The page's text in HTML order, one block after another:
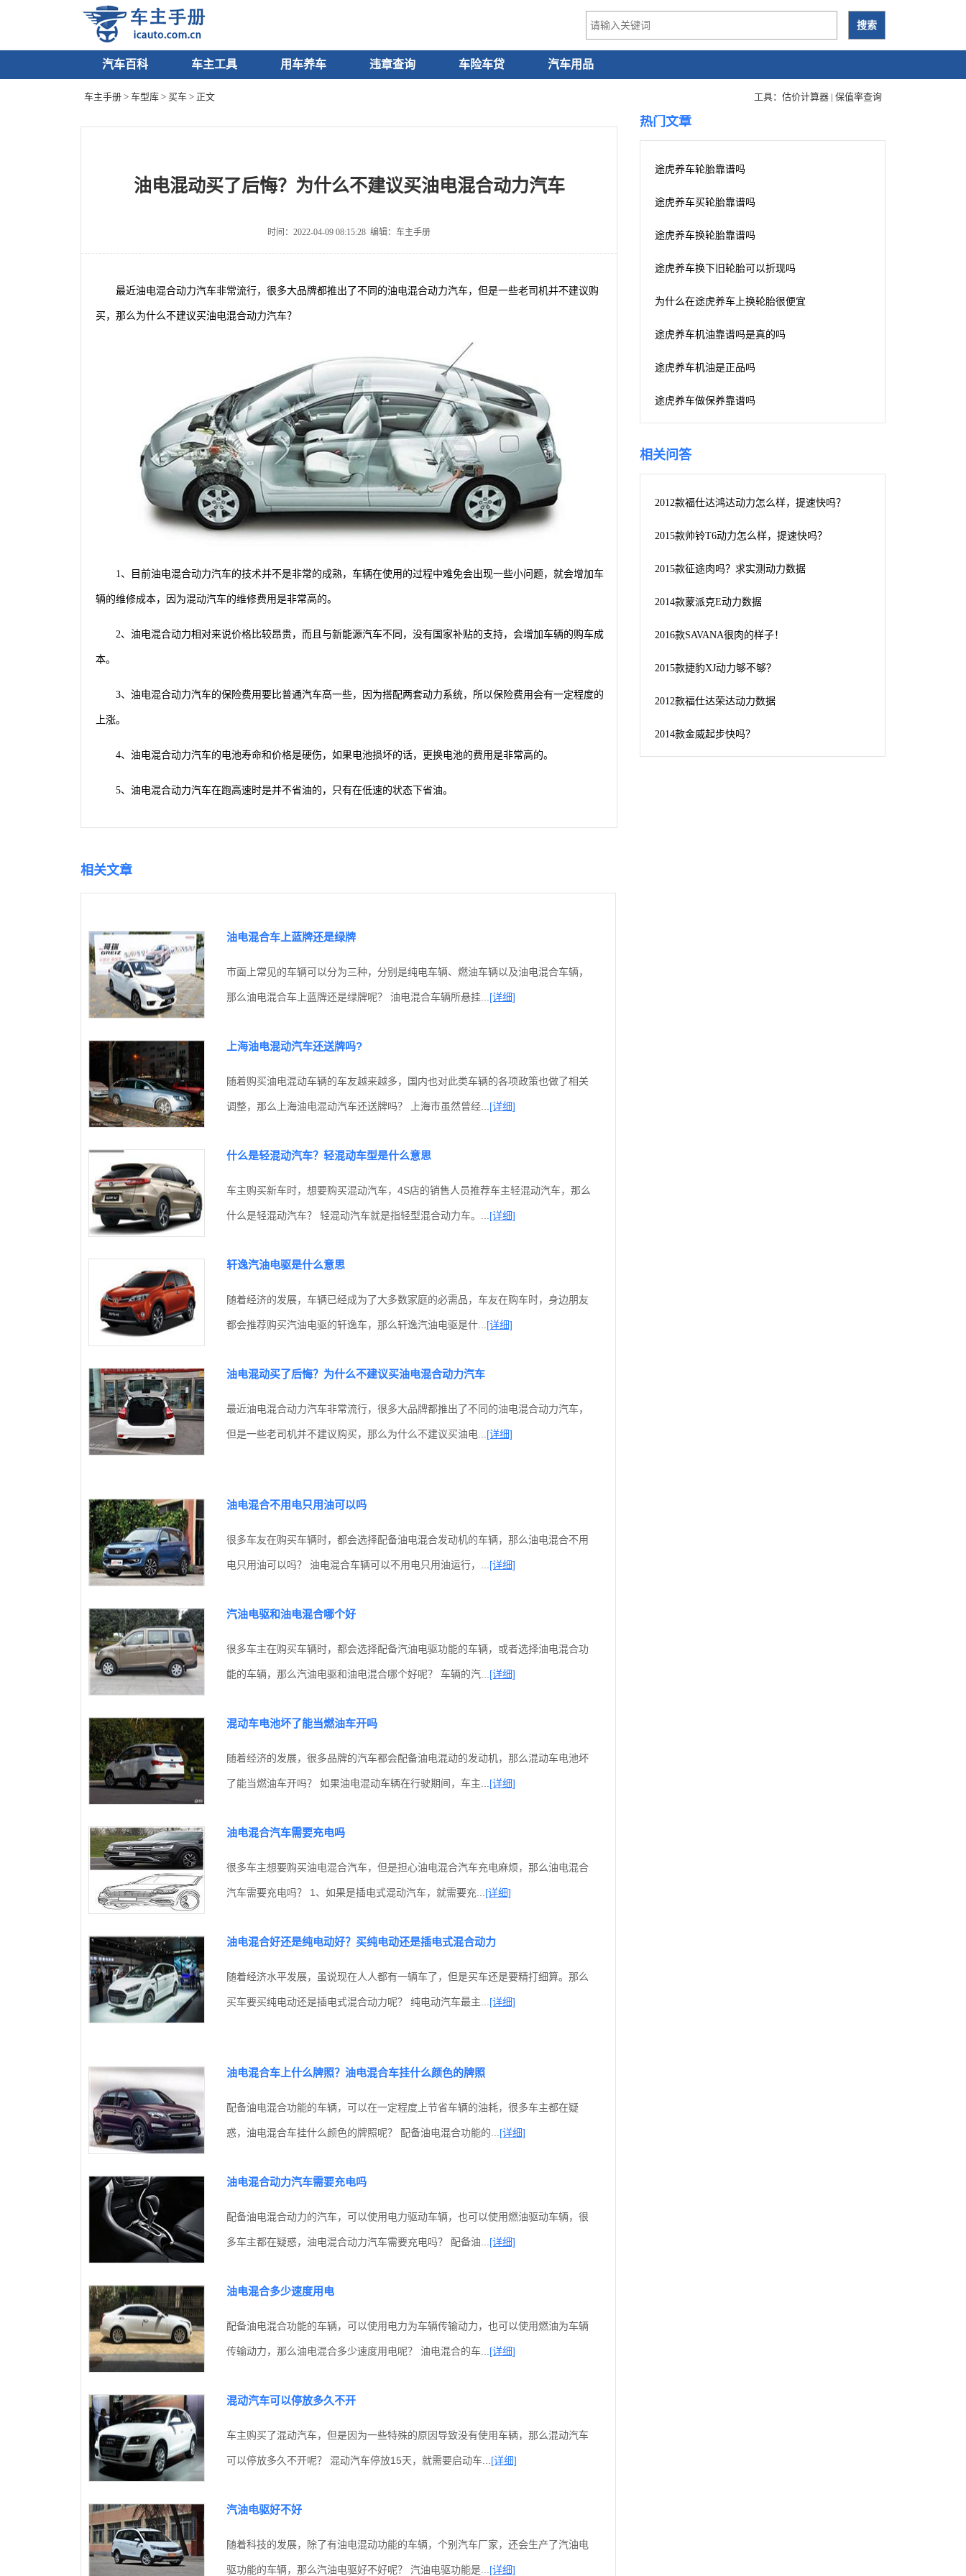
汽车百科 车主工具 用车养车 违章查询 车险车贷 汽车用品
车主手册 > 车型库 > 买车 > 正文 工具： 估价计算器 | 保值率查询
油电混动买了后悔？为什么不建议买油电混合动力汽车
时间：2022-04-09 08:15:28 编辑：车主手册
最近油电混合动力汽车非常流行，很多大品牌都推出了不同的油电混合动力汽车，但是一些老司机并不建议购
买，那么为什么不建议买油电混合动力汽车？
1、目前油电混合动力汽车的技术并不是非常的成熟，车辆在使用的过程中难免会出现一些小问题，就会增加车
辆的维修成本，因为混动汽车的维修费用是非常高的。
2、油电混合动力相对来说价格比较昂贵，而且与新能源汽车不同，没有国家补贴的支持，会增加车辆的购车成
本。
3、油电混合动力汽车的保险费用要比普通汽车高一些，因为搭配两套动力系统，所以保险费用会有一定程度的
上涨。
4、油电混合动力汽车的电池寿命和价格是硬伤，如果电池损坏的话，更换电池的费用是非常高的。
5、油电混合动力汽车在跑高速时是并不省油的，只有在低速的状态下省油。
相关文章
油电混合车上蓝牌还是绿牌
市面上常见的车辆可以分为三种，分别是纯电车辆、燃油车辆以及油电混合车辆，
那么油电混合车上蓝牌还是绿牌呢？ 油电混合车辆所悬挂... [详细]
上海油电混动汽车还送牌吗?
随着购买油电混动车辆的车友越来越多，国内也对此类车辆的各项政策也做了相关
调整，那么上海油电混动汽车还送牌吗？ 上海市虽然曾经... [详细]
什么是轻混动汽车？轻混动车型是什么意思
车主购买新车时，想要购买混动汽车，4S店的销售人员推荐车主轻混动汽车，那么
什么是轻混动汽车？ 轻混动汽车就是指轻型混合动力车。... [详细]
轩逸汽油电驱是什么意思
随着经济的发展，车辆已经成为了大多数家庭的必需品，车友在购车时，身边朋友
都会推荐购买汽油电驱的轩逸车，那么轩逸汽油电驱是什... [详细]
油电混动买了后悔？为什么不建议买油电混合动力汽车
最近油电混合动力汽车非常流行，很多大品牌都推出了不同的油电混合动力汽车，
但是一些老司机并不建议购买，那么为什么不建议买油电... [详细]
油电混合不用电只用油可以吗
很多车友在购买车辆时，都会选择配备油电混合发动机的车辆，那么油电混合不用
电只用油可以吗？ 油电混合车辆可以不用电只用油运行，... [详细]
汽油电驱和油电混合哪个好
很多车主在购买车辆时，都会选择配备汽油电驱功能的车辆，或者选择油电混合功
能的车辆，那么汽油电驱和油电混合哪个好呢？ 车辆的汽... [详细]
混动车电池坏了能当燃油车开吗
随着经济的发展，很多品牌的汽车都会配备油电混动的发动机，那么混动车电池坏
了能当燃油车开吗？ 如果油电混动车辆在行驶期间，车主... [详细]
油电混合汽车需要充电吗
很多车主想要购买油电混合汽车，但是担心油电混合汽车充电麻烦，那么油电混合
汽车需要充电吗？ 1、如果是插电式混动汽车，就需要充... [详细]
油电混合好还是纯电动好？买纯电动还是插电式混合动力
随着经济水平发展，虽说现在人人都有一辆车了，但是买车还是要精打细算。那么
买车要买纯电动还是插电式混合动力呢？ 纯电动汽车最主... [详细]
油电混合车上什么牌照？油电混合车挂什么颜色的牌照
配备油电混合功能的车辆，可以在一定程度上节省车辆的油耗，很多车主都在疑
惑，油电混合车挂什么颜色的牌照呢？ 配备油电混合功能的... [详细]
油电混合动力汽车需要充电吗
配备油电混合动力的汽车，可以使用电力驱动车辆，也可以使用燃油驱动车辆，很
多车主都在疑惑，油电混合动力汽车需要充电吗？ 配备油... [详细]
油电混合多少速度用电
配备油电混合功能的车辆，可以使用电力为车辆传输动力，也可以使用燃油为车辆
传输动力，那么油电混合多少速度用电呢？ 油电混合的车... [详细]
混动汽车可以停放多久不开
车主购买了混动汽车，但是因为一些特殊的原因导致没有使用车辆，那么混动汽车
可以停放多久不开呢？ 混动汽车停放15天，就需要启动车... [详细]
汽油电驱好不好
随着科技的发展，除了有油电混动功能的车辆，个别汽车厂家，还会生产了汽油电
驱功能的车辆，那么汽油电驱好不好呢？ 汽油电驱功能是... [详细]
热门文章
途虎养车轮胎靠谱吗
途虎养车买轮胎靠谱吗
途虎养车换轮胎靠谱吗
途虎养车换下旧轮胎可以折现吗
为什么在途虎养车上换轮胎很便宜
途虎养车机油靠谱吗是真的吗
途虎养车机油是正品吗
途虎养车做保养靠谱吗
相关问答
2012款福仕达鸿达动力怎么样，提速快吗？
2015款帅铃T6动力怎么样，提速快吗？
2015款征途肉吗？求实测动力数据
2014款蒙派克E动力数据
2016款SAVANA很肉的样子！
2015款捷豹XJ动力够不够？
2012款福仕达荣达动力数据
2014款金威起步快吗？